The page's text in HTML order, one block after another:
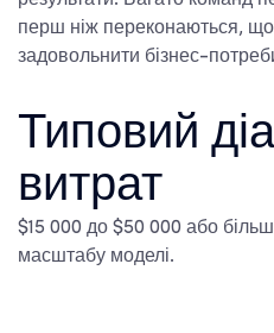
перш ніж переконаються,
задовольнити бізнес-
Типовий
витрат
$15 000 до $50 000 або
масштабу моделі.